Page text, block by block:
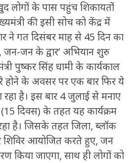
लोगों के पास पहुंच शिकायतों
की इसी सोच को केंद्र में
ने गत दिसंबर माह से 45 दिन का
जन के द्वार’ अभियान शुरु
पुष्कर सिंह धामी के कार्यकाल
होने के अवसर पर एक बार फिर ये
है। इस बार 4 जुलाई से मनाए
दिवस) के तहत यह कार्यक्रम
है। जिसके तहत जिला, ब्लॉक
आयोजित करते हुए, जन
किया जाएगा, साथ ही लोगों को